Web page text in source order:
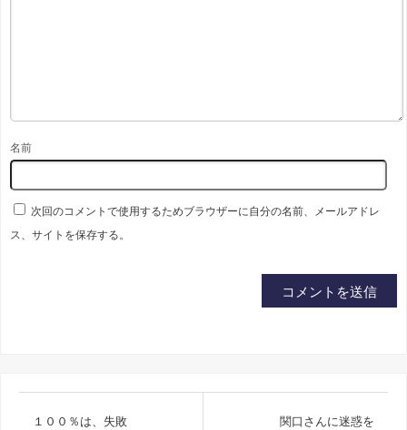
名前
次回のコメントで使用するためブラウザーに自分の名前、メールアドレ
ス、サイトを保存する。
１００％は、失敗 関口さんに迷惑を